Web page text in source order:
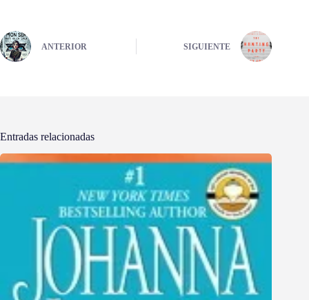
ANTERIOR SIGUIENTE
Entradas relacionadas